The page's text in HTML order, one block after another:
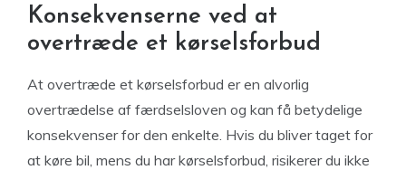
Konsekvenserne ved at
overtræde et kørselsforbud
At overtræde et kørselsforbud er en alvorlig
overtrædelse af færdselsloven og kan få betydelige
konsekvenser for den enkelte. Hvis du bliver taget for
at køre bil, mens du har kørselsforbud, risikerer du ikke